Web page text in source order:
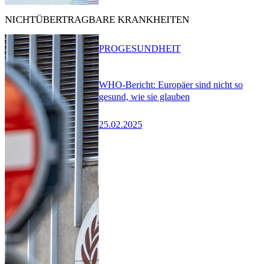
NICHTÜBERTRAGBARE KRANKHEITEN
WHO-Bericht: Europäer sind nicht so
gesund, wie sie glauben
25.02.2025
PROGESUNDHEIT